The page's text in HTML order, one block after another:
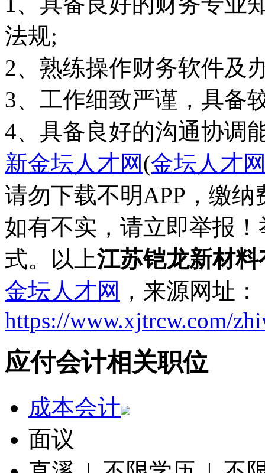
法规;
2、熟练操作财务软件及
3、工作细致严谨，具备
4、具备良好的沟通协调
新金坛人才网(金坛人才
请勿下载不明APP，缴
如有不实，请立即举报
式。以上江苏铠龙新材
金坛人才网 ，来源网址：
https://www.xjtrcw.com/
应付会计相关职位
成本会计
面议